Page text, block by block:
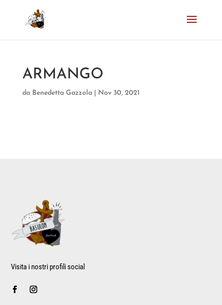
ARMANGO
da Benedetta Gazzola| Nov 30, 2021
Visita i nostri profili social